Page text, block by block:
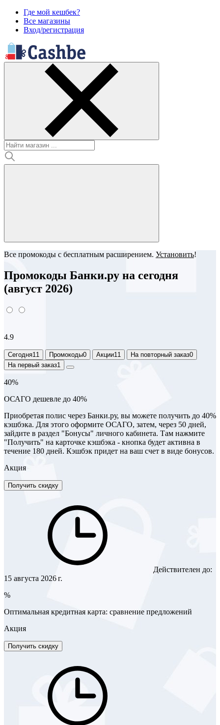
Где мой кешбек?
Все магазины
Вход/регистрация
Все промокоды с бесплатным расширением. Установить!
Промокоды Банки.ру на сегодня
(август 2026)
4.9
Сегодня11 Промокоды0 Акции11 На повторный заказ0
На первый заказ1
40%
ОСАГО дешевле до 40%
Приобретая полис через Банки.ру, вы можете получить до 40%
кэшбэка. Для этого оформите ОСАГО, затем, через 50 дней,
зайдите в раздел "Бонусы" личного кабинета. Там нажмите
"Получить" на карточке кэшбэка - кнопка будет активна в
течение 180 дней. Кэшбэк придет на ваш счет в виде бонусов.
Акция
Получить скидку
Действителен до:
15 августа 2026 г.
%
Оптимальная кредитная карта: сравнение предложений
Акция
Получить скидку